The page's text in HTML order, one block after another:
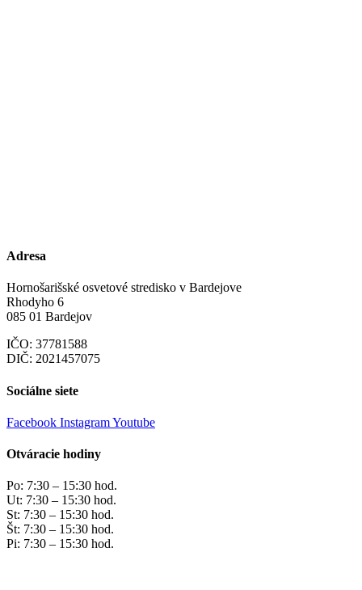
Adresa
Hornošarišské osvetové stredisko v Bardejove
Rhodyho 6
085 01 Bardejov
IČO: 37781588
DIČ: 2021457075
Sociálne siete
Facebook InstagramYoutube
Otváracie hodiny
Po: 7:30 – 15:30 hod.
Ut: 7:30 – 15:30 hod.
St: 7:30 – 15:30 hod.
Št: 7:30 – 15:30 hod.
Pi: 7:30 – 15:30 hod.